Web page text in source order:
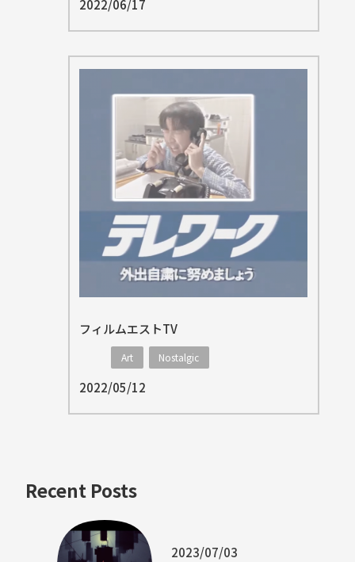
2022/06/17
フィルムエストTV
Art Nostalgic
2022/05/12
Recent Posts
2023/07/03